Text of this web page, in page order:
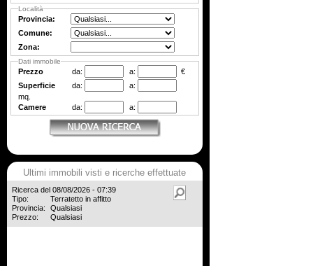
Località
Provincia:
Comune:
Zona:
Dati immobile
Prezzo da: a:
€
Superficie
da:
a:
mq.
Camere
da: a:
Ultimi immobili visti e ricerche effettuate
Ricerca del 08/08/2026 - 07:39
Tipo:
Terratetto in affitto
Provincia:
Qualsiasi
Prezzo:
Qualsiasi